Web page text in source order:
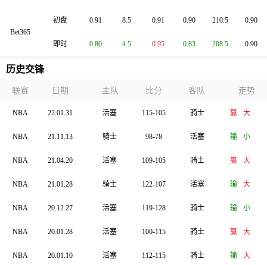
Bet365
初盘
即时
0.91 8.5 0.91
0.80 4.5 0.95
0.90 210.5 0.90
0.83 208.5 0.90
历史交锋
联赛 日期 主队 比分 客队 走势
NBA 22.01.31 活塞 115-105 骑士 赢 大
NBA 21.11.13 骑士 98-78 活塞 输 小
NBA 21.04.20 活塞 109-105 骑士 赢 大
NBA 21.01.28 骑士 122-107 活塞 输 大
NBA 20.12.27 活塞 119-128 骑士 输 小
NBA 20.01.28 活塞 100-115 骑士 赢 大
NBA 20.01.10 活塞 112-115 骑士 输 大